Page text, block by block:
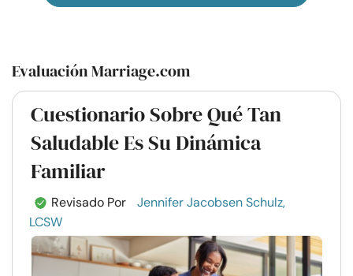
Evaluación Marriage.com
Cuestionario Sobre Qué Tan
Saludable Es Su Dinámica
Familiar
Revisado Por
Jennifer Jacobsen Schulz,
LCSW